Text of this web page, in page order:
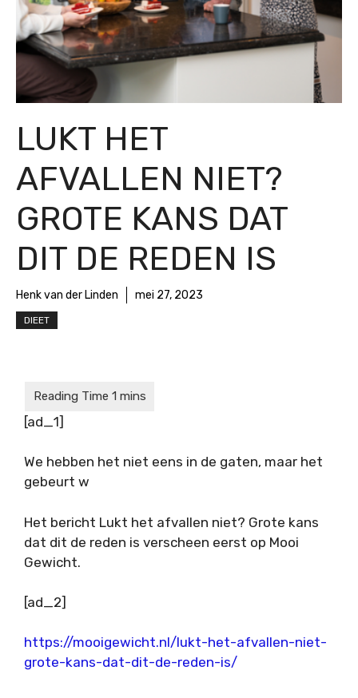
LUKT HET
AFVALLEN NIET?
GROTE KANS DAT
DIT DE REDEN IS
Henk van der Linden mei 27, 2023
DIEET
[ad_1]
We hebben het niet eens in de gaten, maar het
gebeurt w
Het bericht Lukt het afvallen niet? Grote kans
dat dit de reden is verscheen eerst op Mooi
Gewicht.
[ad_2]
https://mooigewicht.nl/lukt-het-afvallen-niet-
grote-kans-dat-dit-de-reden-is/